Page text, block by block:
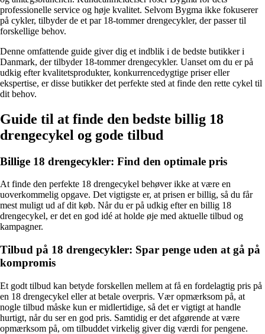
professionelle service og høje kvalitet. Selvom Bygma ikke fokuserer
på cykler, tilbyder de et par 18-tommer drengecykler, der passer til
forskellige behov.
Denne omfattende guide giver dig et indblik i de bedste butikker i
Danmark, der tilbyder 18-tommer drengecykler. Uanset om du er på
udkig efter kvalitetsprodukter, konkurrencedygtige priser eller
ekspertise, er disse butikker det perfekte sted at finde den rette cykel til
dit behov.
Guide til at finde den bedste billig 18
drengecykel og gode tilbud
Billige 18 drengecykler: Find den optimale pris
At finde den perfekte 18 drengecykel behøver ikke at være en
uoverkommelig opgave. Det vigtigste er, at prisen er billig, så du får
mest muligt ud af dit køb. Når du er på udkig efter en billig 18
drengecykel, er det en god idé at holde øje med aktuelle tilbud og
kampagner.
Tilbud på 18 drengecykler: Spar penge uden at gå på
kompromis
Et godt tilbud kan betyde forskellen mellem at få en fordelagtig pris på
en 18 drengecykel eller at betale overpris. Vær opmærksom på, at
nogle tilbud måske kun er midlertidige, så det er vigtigt at handle
hurtigt, når du ser en god pris. Samtidig er det afgørende at være
opmærksom på, om tilbuddet virkelig giver dig værdi for pengene.